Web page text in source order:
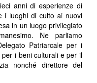
anni di esperienze di
i luoghi di culto ai nuovi
in un luogo privilegiato
Ne parliamo
Patriarcale per i
i beni culturali e per il
nonché direttore del